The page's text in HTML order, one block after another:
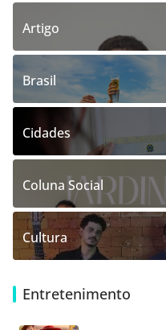
Artigo
Brasil
Cidades
Coluna Social
Cultura
Entretenimento